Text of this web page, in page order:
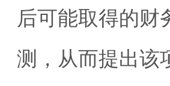
后可能取得的财
测，从而提出该